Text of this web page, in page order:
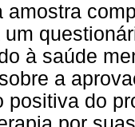
amostra
à saúde
a
positiva do